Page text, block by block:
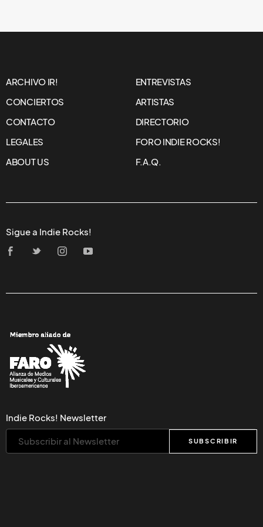
ARCHIVO IR!
ENTREVISTAS
CONCIERTOS
ARTISTAS
CONTACTO
DIRECTORIO
LEGALES
FORO INDIE ROCKS!
ABOUT US
F.A.Q.
Sigue a Indie Rocks!
Indie Rocks! Newsletter